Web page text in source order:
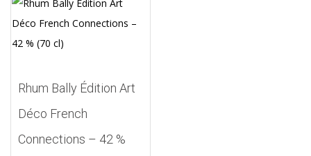
Rhum Bally Édition Art
Déco French
Connections – 42 %